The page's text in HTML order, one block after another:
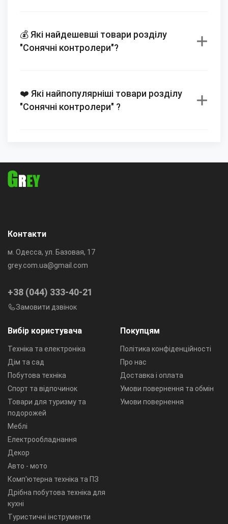
💰 Які найдешевші товари розділу
"Сонячні контролери"?
❤️ Які найпопулярніші товари розділу
"Сонячні контролери" ?
Вибір користувача
Техніка та електроніка
Дім та сад
Побутова техніка
Спорт та відпочинок
Товари для туризму та
подорожей
Меблі
Електрообладнання
Декор
Авто - мото
Комп'ютерна техніка та ПЗ
Дрібна побутова техніка для
кухні
Туристичні інструменти
Покупцям
Політика конфіденційності
Про нас
Доставка і оплата
Умови повернення та обмін
Умови повернення
Контакти
м. Одесса, ул. Базовая, 17
grey.com.ua@gmail.com
+38 (044) 333-40-21
Замовити дзвінок